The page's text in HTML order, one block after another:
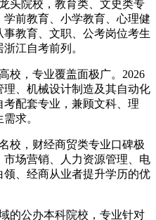
头院校，教育类、文史类专
前教育、小学教育、心理健
教育、文职、公考岗位考生
江自考前列。
校，专业覆盖面极广。2026
、机械设计制造及其自动化
配套专业，兼顾文科、理
求。
校，财经商贸类专业口碑极
场营销、人力资源管理、电
、经商从业者提升学历的优
的公办本科院校，专业针对